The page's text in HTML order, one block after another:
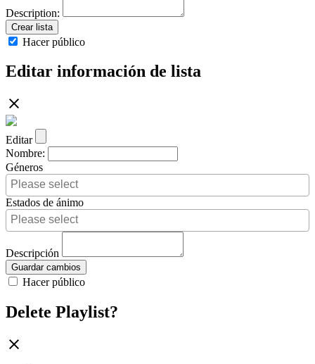
Description:
Crear lista
Hacer público
Editar información de lista
Editar
Nombre:
Géneros
Estados de ánimo
Descripción
Guardar cambios
Hacer público
Delete Playlist?